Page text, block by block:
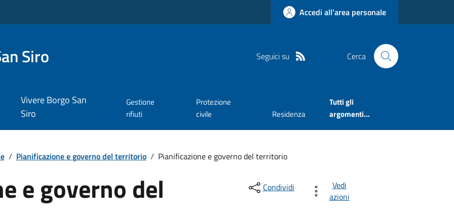
Accedi all'area personale
Siro Seguici su Cerca
Vivere Borgo San
Siro
Gestione
rifiuti
Protezione
civile
Residenza
Tutti gli
argomenti...
/ Pianificazione e governo del territorio / Pianificazione e governo del territorio
e governo del Condividi
Vedi
azioni